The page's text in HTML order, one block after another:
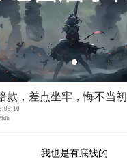
款，差点坐牢，悔不当初
品
我也是有底线的